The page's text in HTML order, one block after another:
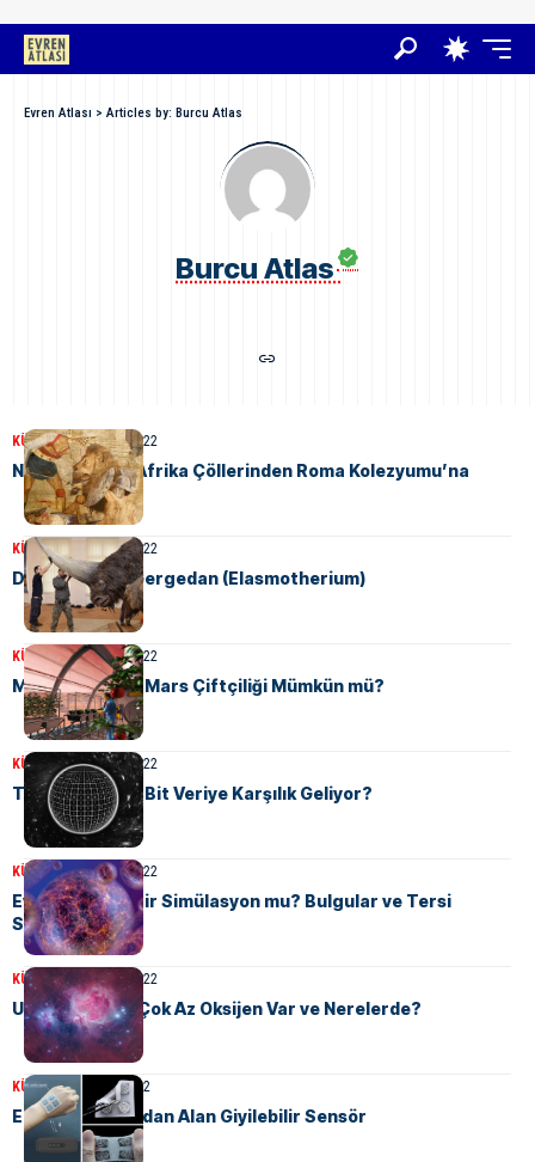
Evren Atlası > Articles by: Burcu Atlas
Burcu Atlas
KÜLTÜR12 Ağustos 2022
Nubiya Aslanı: Afrika Çöllerinden Roma Kolezyumu’na
KÜLTÜR12 Ağustos 2022
Dev Boynuzlu Gergedan (Elasmotherium)
KÜLTÜR 11 Ağustos 2022
Mars’ta Tarım: Mars Çiftçiliği Mümkün mü?
KÜLTÜR 11 Ağustos 2022
Tüm Evren Kaç Bit Veriye Karşılık Geliyor?
KÜLTÜR11 Ağustos 2022
Evren Aslında Bir Simülasyon mu? Bulgular ve Tersi
Söylemler
KÜLTÜR11 Ağustos 2022
Uzayda Neden Çok Az Oksijen Var ve Nerelerde?
KÜLTÜR9 Ağustos 2022
Enerjisini İnsandan Alan Giyilebilir Sensör